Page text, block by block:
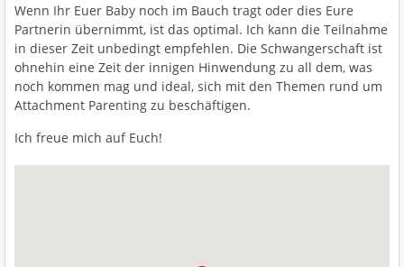
Wenn Ihr Euer Baby noch im Bauch tragt oder dies Eure
Partnerin übernimmt, ist das optimal. Ich kann die Teilnahme
in dieser Zeit unbedingt empfehlen. Die Schwangerschaft ist
ohnehin eine Zeit der innigen Hinwendung zu all dem, was
noch kommen mag und ideal, sich mit den Themen rund um
Attachment Parenting zu beschäftigen.
Ich freue mich auf Euch!